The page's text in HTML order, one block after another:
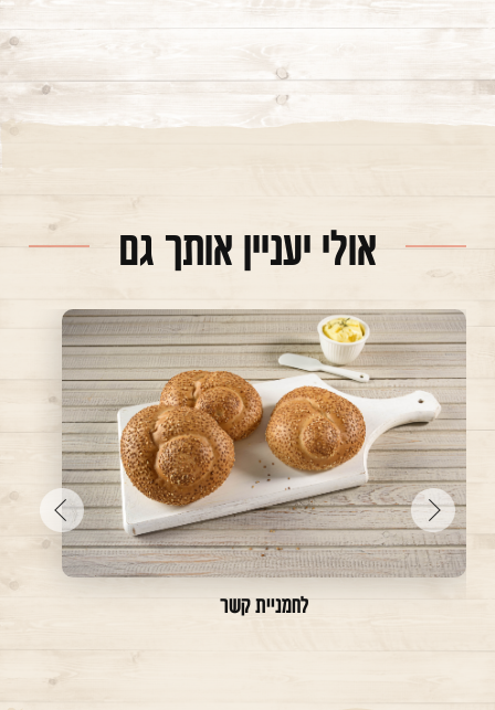
אולי יעניין אותך גם
לחמניית קשר
עבור
לתמונה
הקודמת
עבור
לתמונה
הבאה